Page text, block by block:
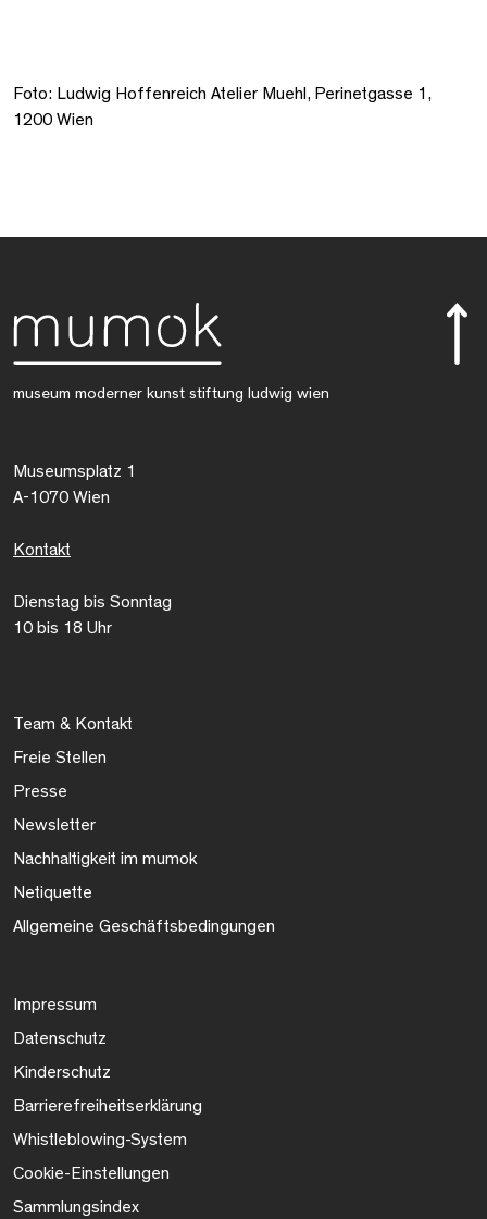
Foto: Ludwig Hoffenreich Atelier Muehl, Perinetgasse 1,
1200 Wien
museum moderner kunst stiftung ludwig wien
Museumsplatz 1
A-1070 Wien
Kontakt
Dienstag bis Sonntag
10 bis 18 Uhr
Team & Kontakt
Freie Stellen
Presse
Newsletter
Nachhaltigkeit im mumok
Netiquette
Allgemeine Geschäftsbedingungen
Impressum
Datenschutz
Kinderschutz
Barrierefreiheitserklärung
Whistleblowing-System
Cookie-Einstellungen
Sammlungsindex